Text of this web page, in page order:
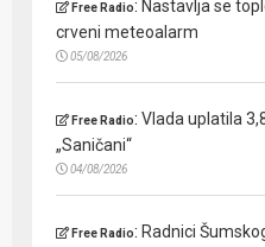
Free Radio: Nastavlja se
crveni meteoalarm
05/08/2026
Free Radio:Vlada uplatila
„Saničani“
04/08/2026
Free Radio: Radnici